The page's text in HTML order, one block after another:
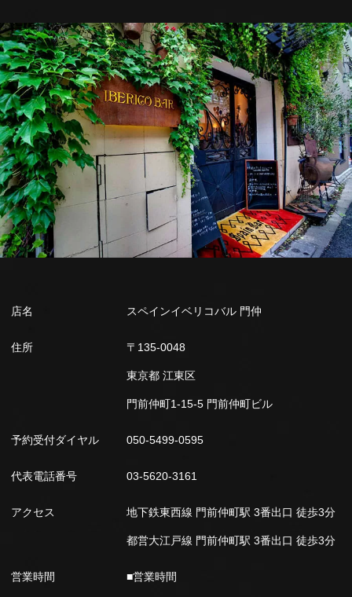
店名 スペインイベリコバル 門仲
住所 〒135-0048
東京都 江東区
門前仲町1-15-5 門前仲町ビル
予約受付ダイヤル 050-5499-0595
代表電話番号 03-5620-3161
アクセス 地下鉄東西線 門前仲町駅 3番出口 徒歩3分
都営大江戸線 門前仲町駅 3番出口 徒歩3分
営業時間 ■営業時間